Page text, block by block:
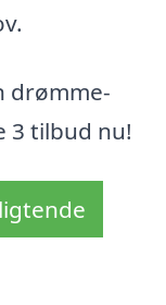
drømme-
3 tilbud nu!